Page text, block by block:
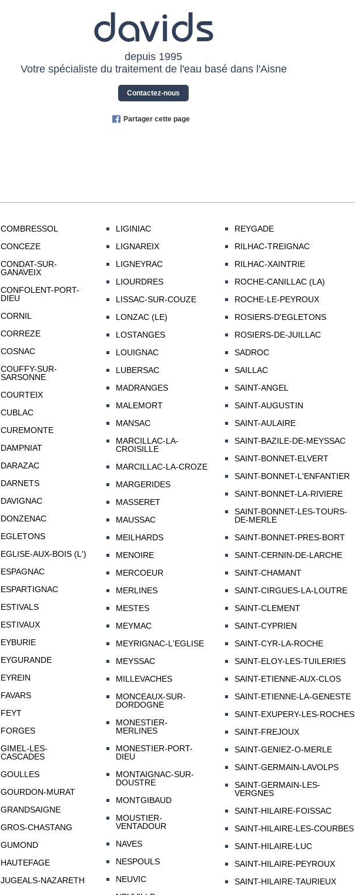
davids
depuis 1995
Votre spécialiste du traitement de l'eau basé dans l'Aisne
Contactez-nous
Partager cette page
COMBRESSOL
CONCEZE
CONDAT-SUR-
GANAVEIX
CONFOLENT-PORT-
DIEU
CORNIL
CORREZE
COSNAC
COUFFY-SUR-
SARSONNE
COURTEIX
CUBLAC
CUREMONTE
DAMPNIAT
DARAZAC
DARNETS
DAVIGNAC
DONZENAC
EGLETONS
EGLISE-AUX-BOIS (L')
ESPAGNAC
ESPARTIGNAC
ESTIVALS
ESTIVAUX
EYBURIE
EYGURANDE
EYREIN
FAVARS
FEYT
FORGES
GIMEL-LES-
CASCADES
GOULLES
GOURDON-MURAT
GRANDSAIGNE
GROS-CHASTANG
GUMOND
HAUTEFAGE
JUGEALS-NAZARETH
LIGINIAC
LIGNAREIX
LIGNEYRAC
LIOURDRES
LISSAC-SUR-COUZE
LONZAC (LE)
LOSTANGES
LOUIGNAC
LUBERSAC
MADRANGES
MALEMORT
MANSAC
MARCILLAC-LA-
CROISILLE
MARCILLAC-LA-CROZE
MARGERIDES
MASSERET
MAUSSAC
MEILHARDS
MENOIRE
MERCOEUR
MERLINES
MESTES
MEYMAC
MEYRIGNAC-L'EGLISE
MEYSSAC
MILLEVACHES
MONCEAUX-SUR-
DORDOGNE
MONESTIER-
MERLINES
MONESTIER-PORT-
DIEU
MONTAIGNAC-SUR-
DOUSTRE
MONTGIBAUD
MOUSTIER-
VENTADOUR
NAVES
NESPOULS
NEUVIC
REYGADE
RILHAC-TREIGNAC
RILHAC-XAINTRIE
ROCHE-CANILLAC (LA)
ROCHE-LE-PEYROUX
ROSIERS-D'EGLETONS
ROSIERS-DE-JUILLAC
SADROC
SAILLAC
SAINT-ANGEL
SAINT-AUGUSTIN
SAINT-AULAIRE
SAINT-BAZILE-DE-MEYSSAC
SAINT-BONNET-ELVERT
SAINT-BONNET-L'ENFANTIER
SAINT-BONNET-LA-RIVIERE
SAINT-BONNET-LES-TOURS-
DE-MERLE
SAINT-BONNET-PRES-BORT
SAINT-CERNIN-DE-LARCHE
SAINT-CHAMANT
SAINT-CIRGUES-LA-LOUTRE
SAINT-CLEMENT
SAINT-CYPRIEN
SAINT-CYR-LA-ROCHE
SAINT-ELOY-LES-TUILERIES
SAINT-ETIENNE-AUX-CLOS
SAINT-ETIENNE-LA-GENESTE
SAINT-EXUPERY-LES-ROCHES
SAINT-FREJOUX
SAINT-GENIEZ-O-MERLE
SAINT-GERMAIN-LAVOLPS
SAINT-GERMAIN-LES-
VERGNES
SAINT-HILAIRE-FOISSAC
SAINT-HILAIRE-LES-COURBES
SAINT-HILAIRE-LUC
SAINT-HILAIRE-PEYROUX
SAINT-HILAIRE-TAURIEUX